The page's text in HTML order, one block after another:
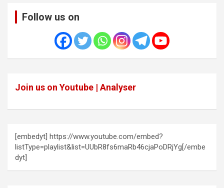
Follow us on
Join us on Youtube | Analyser
[embedyt] https://www.youtube.com/embed?
listType=playlist&list=UUbR8fs6maRb46cjaPoDRjYg[/embe
dyt]